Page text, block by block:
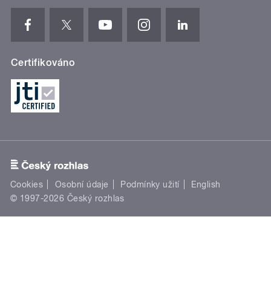
Certifikováno
Cookies Osobní údaje Podmínky užití
English
© 1997-2026 Český rozhlas